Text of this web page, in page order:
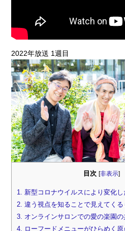
2022年放送 1週目
目次 [非表示]
1.
新型コロナウイルスにより変化し
2. 違う視点を知ることで見えてくる
3. オンラインサロンでの愛の楽園の
4.
ローフードメニューがひらめく原